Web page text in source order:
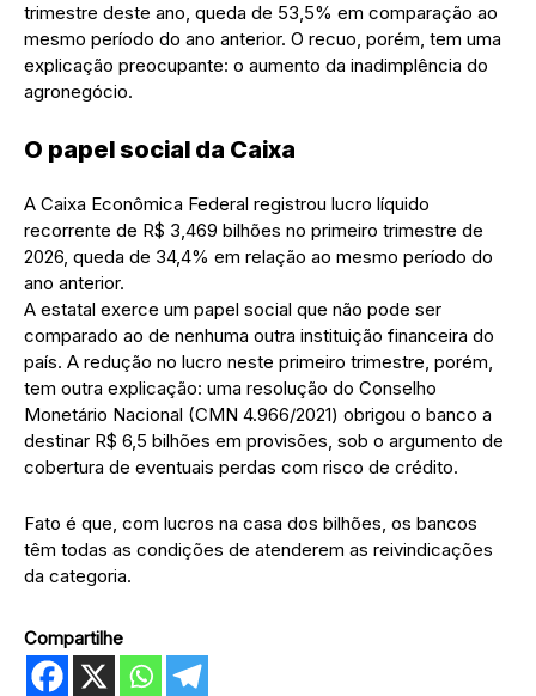
trimestre deste ano, queda de 53,5% em comparação ao
mesmo período do ano anterior. O recuo, porém, tem uma
explicação preocupante: o aumento da inadimplência do
agronegócio.
O papel social da Caixa
A Caixa Econômica Federal registrou lucro líquido
recorrente de R$ 3,469 bilhões no primeiro trimestre de
2026, queda de 34,4% em relação ao mesmo período do
ano anterior.
A estatal exerce um papel social que não pode ser
comparado ao de nenhuma outra instituição financeira do
país. A redução no lucro neste primeiro trimestre, porém,
tem outra explicação: uma resolução do Conselho
Monetário Nacional (CMN 4.966/2021) obrigou o banco a
destinar R$ 6,5 bilhões em provisões, sob o argumento de
cobertura de eventuais perdas com risco de crédito.
Fato é que, com lucros na casa dos bilhões, os bancos
têm todas as condições de atenderem as reivindicações
da categoria.
Compartilhe